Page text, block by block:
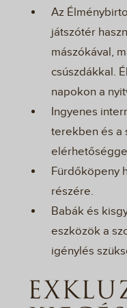
Az
játszótér
mászókával,
csúszdákkal.
napokon a
Ingyenes
terekben és a
Fürdőköpeny
részére.
Babák és
eszközök a
igénylés